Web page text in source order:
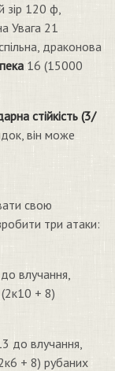
зір 120 ф,
Увага 21
драконова
16 (15000
стійкість (3/
він може
свою
три атаки:
влучання,
+ 8)
до влучання,
+ 8) рубаних